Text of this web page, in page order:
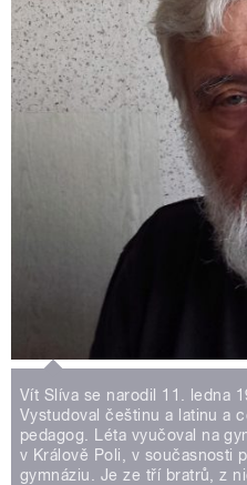
Vít Slíva se narodil 11. ledna
Vystudoval češtinu a latinu a
pedagog. Léta vyučoval na
v Králově Poli, v současnosti
gymnáziu. Je ze tří bratrů, z